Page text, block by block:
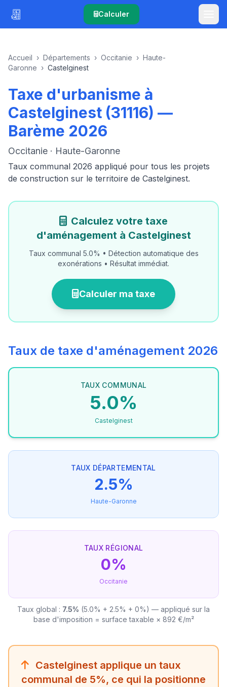
Calculer
Accueil › Départements › Occitanie › Haute-
Garonne › Castelginest
Taxe d'urbanisme à
Castelginest (31116) —
Barème 2026
Occitanie · Haute-Garonne
Taux communal 2026 appliqué pour tous les projets
de construction sur le territoire de Castelginest.
Calculez votre taxe
d'aménagement à Castelginest
Taux communal 5.0% • Détection automatique des
exonérations • Résultat immédiat.
Calculer ma taxe
Taux de taxe d'aménagement 2026
TAUX COMMUNAL
5.0%
Castelginest
TAUX DÉPARTEMENTAL
2.5%
Haute-Garonne
TAUX RÉGIONAL
0%
Occitanie
Taux global : 7.5% (5.0% + 2.5% + 0%) — appliqué sur la
base d'imposition = surface taxable × 892 €/m²
Castelginest applique un taux
communal de 5%, ce qui la positionne